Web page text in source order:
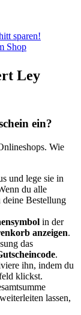
Ley
ein?
Wie
und lege sie in
du alle
deine Bestellung
in der
anzeigen.
das
.
ihn, indem du
klickst.
weiterleiten lassen,